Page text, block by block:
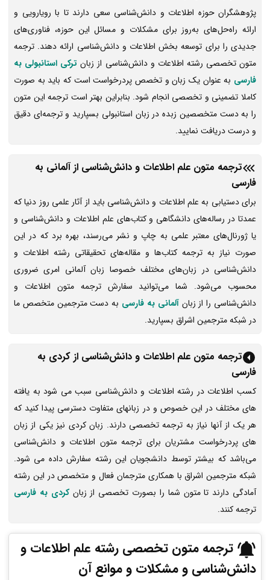
پژوهشگران حوزه اطلاعات و دانش‌شناسی سعی دارند تا با رویارویی و
ارائه راه‌حل‌های به‌روز برای مشکلات و مسائل این حوزه، فناوری‌های
جدیدی را برای توسعه بخش اطلاعات و دانش‌شناسی ارائه دهند. ترجمه
متون تخصصی رشته اطلاعات و دانش‌شناسی از زبان ترکی استانبولی به
فارسی به عنوان یک زبان و تخصص پردرخواست است که باید به صورت
کاملا تضمینی و تخصصی انجام شود. بنابراین بهتر است ترجمه این متون
را به دست متخصصین زبده در زبان استانبولی بسپارید و ترجمه‌ای دقیق
و درست دریافت نمایید.
ترجمه متون علم اطلاعات و دانش‌شناسی از آلمانی به
فارسی
برای دستیابی به علم اطلاعات و دانش‌شناسی باید از آثار علمی روز دنیا که
عمدتا در رساله‌های دانشگاهی و کتاب‌های علم اطلاعات و دانش‌شناسی و
یا ژورنال‌های معتبر علمی به چاپ و نشر می‌رسند، بهره ‌برد که در این
صورت نیاز به ترجمه‌ کتاب‌ها و مقاله‌های تحقیقاتی رشته اطلاعات و
دانش‌شناسی در زبان‌های مختلف خصوصا زبان آلمانی امری ضروری
محسوب می‌شود. شما می‌توانید سفارش ترجمه متون اطلاعات و
دانش‌شناسی را از زبانآلمانی به فارسی به دست مترجمین متخصص ما
در شبکه مترجمین اشراق بسپارید.
ترجمه متون علم اطلاعات و دانش‌شناسی از کردی به
فارسی
کسب اطلاعات در رشته اطلاعات و دانش‌شناسی سبب می شود به یافته
های مختلف در این خصوص و در زبانهای متفاوت دسترسی پیدا کنید که
هر یک از آنها نیاز به ترجمه تخصصی دارند. زبان کردی نیز یکی از زبان
های پردرخواست مشتریان برای ترجمه متون اطلاعات و دانش‌شناسی
می‌باشد که بیشتر توسط دانشجویان این رشته سفارش داده می شود.
شبکه مترجمین اشراق با همکاری مترجمان فعال و متخصص در این رشته
آمادگی دارند تا متون شما را بصورت تخصصی از زبانکردی به فارسی
ترجمه کنند.
ترجمه متون تخصصی رشته علم اطلاعات و
دانش‌شناسی و مشکلات و موانع آن